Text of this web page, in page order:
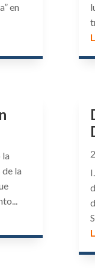
en
la
la